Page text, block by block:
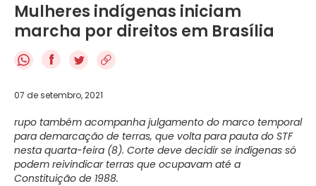
Mulheres indígenas iniciam
marcha por direitos em Brasília
f
07 de setembro, 2021
rupo também acompanha julgamento do marco temporal
para demarcação de terras, que volta para pauta do STF
nesta quarta-feira (8). Corte deve decidir se indígenas só
podem reivindicar terras que ocupavam até a
Constituição de 1988.